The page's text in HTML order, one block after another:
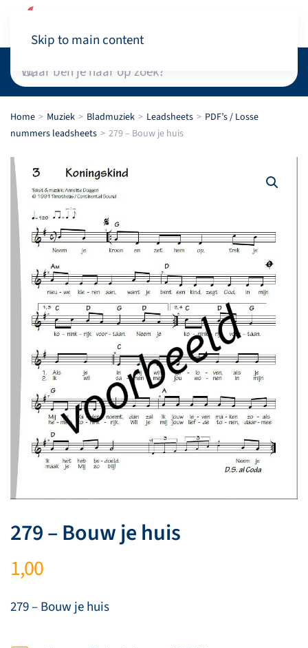
Skip to main content
Home Muziek Bladmuziek Leadsheets
PDF’s / Losse
nummers leadsheets
279 – Bouw je huis
279 – Bouw je huis
1,00
279 – Bouw je huis